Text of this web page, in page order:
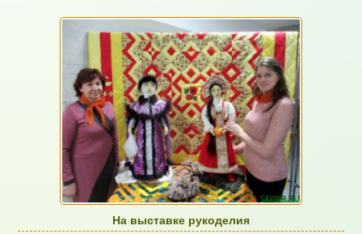
На выставке рукоделия